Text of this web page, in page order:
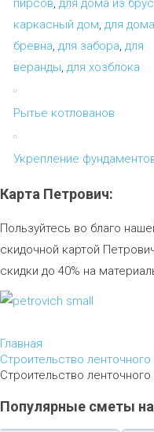
пирсов, для дома из
каркасный дом, для
бревна, для забора, для
веранды, для хозблока
Рытье котлованов
Укрепление
Карта Петрович:
Пользуйтесь во благо
скидочной картой
скидки до 40% на
Главная
Строительство
Строительство
Популярные сметы на